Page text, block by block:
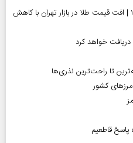
قیمت طلا و سکه امروز ۱۱ مرداد ۱۴۰۵ | افت قیمت طلا در بازار تهران با کاهش
خواهد کرد
تا راحت‌ترین نذری‌ها
قاطعیم